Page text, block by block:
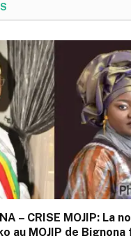
– CRISE MOJIP: La
au MOJIP de